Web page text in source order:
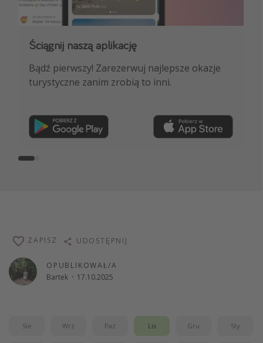
Ściągnij naszą aplikację
Bądź pierwszy! Zarezerwuj najlepsze okazje
turystyczne zanim zrobią to inni.
Dołącz do naszego kanału na WhatsApp
NAJLEPSZE oferty podróżnicze, porady
ekspertów i wiele więcej!
OPUBLIKOWAŁ/A
Bartek · 17.10.2025
ZAPISZ UDOSTĘPNIJ
Sie Wrz Paź Lis Gru Sty